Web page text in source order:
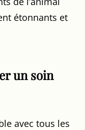
étonnants et
un soin
avec tous les